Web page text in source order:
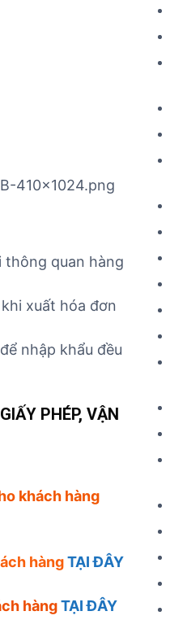
thông quan hàng
xuất hóa đơn
nhập khẩu đều
PHÉP, VẬN
khách hàng
hàngTẠI ĐÂY
hàngTẠI ĐÂY